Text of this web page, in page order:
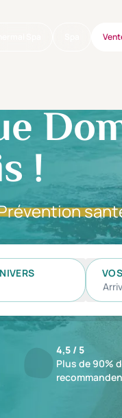
!
4,5 / 5
Plus de 90%